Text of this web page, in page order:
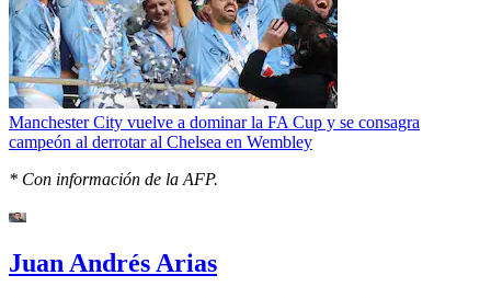
Manchester City vuelve a dominar la FA Cup y se consagra
campeón al derrotar al Chelsea en Wembley
* Con información de la AFP.
Juan Andrés Arias